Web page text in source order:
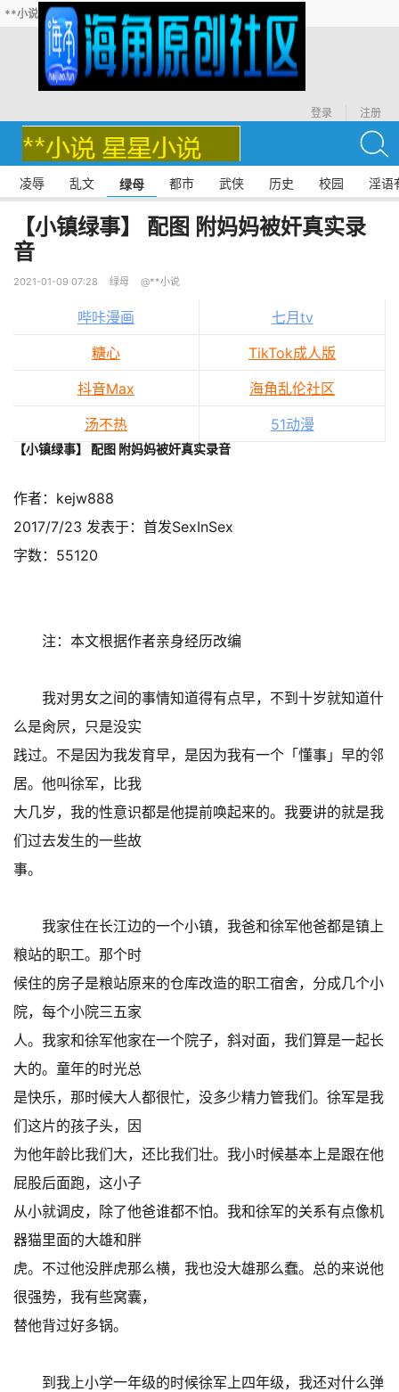
**小说
登录 注册
凌辱 乱文 绿母 都市 武侠 历史 校园 淫语
【小镇绿事】 配图 附妈妈被奸真实录
音
2021-01-09 07:28 绿母 @**小说
哔咔漫画
七月tv
糖心
TikTok成人版
抖音Max
海角乱伦社区
汤不热
51动漫
【小镇绿事】 配图 附妈妈被奸真实录音
作者：kejw888
2017/7/23 发表于：首发SexInSex
字数：55120
注：本文根据作者亲身经历改编
我对男女之间的事情知道得有点早，不到十岁就知道什
么是肏屄，只是没实
践过。不是因为我发育早，是因为我有一个「懂事」早的邻
居。他叫徐军，比我
大几岁，我的性意识都是他提前唤起来的。我要讲的就是我
们过去发生的一些故
事。
我家住在长江边的一个小镇，我爸和徐军他爸都是镇上
粮站的职工。那个时
候住的房子是粮站原来的仓库改造的职工宿舍，分成几个小
院，每个小院三五家
人。我家和徐军他家在一个院子，斜对面，我们算是一起长
大的。童年的时光总
是快乐，那时候大人都很忙，没多少精力管我们。徐军是我
们这片的孩子头，因
为他年龄比我们大，还比我们壮。我小时候基本上是跟在他
屁股后面跑，这小子
从小就调皮，除了他爸谁都不怕。我和徐军的关系有点像机
器猫里面的大雄和胖
虎。不过他没胖虎那么横，我也没大雄那么蠢。总的来说他
很强势，我有些窝囊，
替他背过好多锅。
到我上小学一年级的时候徐军上四年级，我还对什么弹